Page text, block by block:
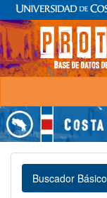
Buscador Básico